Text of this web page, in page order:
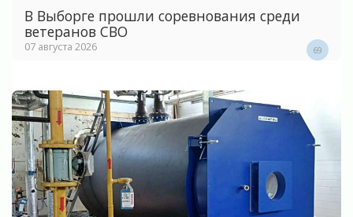
В Выборге прошли соревнования среди
ветеранов СВО
07 августа 2026 69